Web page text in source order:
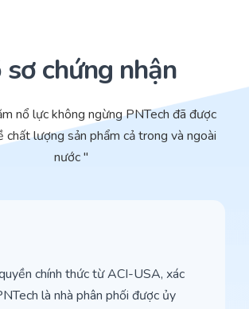
sơ chứng nhận
nổ lực không ngừng PNTech đã được
chất lượng sản phẩm cả trong và ngoài
nước "
chính thức từ ACI-USA, xác
là nhà phân phối được ủy